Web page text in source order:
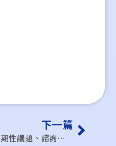
下一篇
110年度國際經貿政策研究中心計畫：整體計畫說明（含短期性議題、諮詢服務、經貿資訊庫、學術研討與培訓、國際交流、專家平臺）